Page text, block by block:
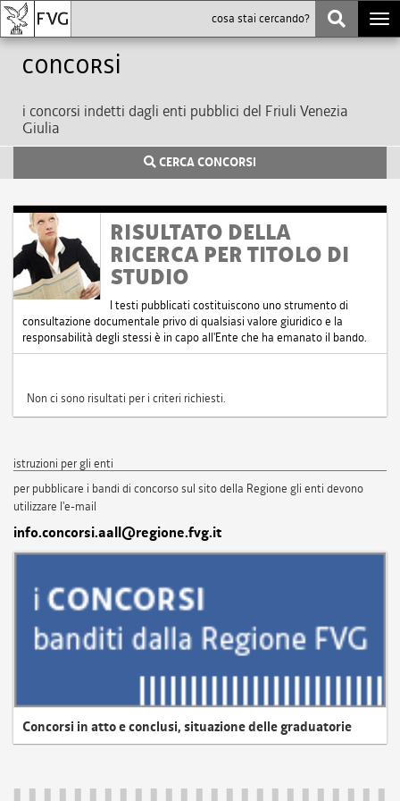
Concorsi
i concorsi indetti dagli enti pubblici del Friuli Venezia
Giulia
CERCA CONCORSI
RISULTATO DELLA
RICERCA PER TITOLO DI
STUDIO
I testi pubblicati costituiscono uno strumento di
consultazione documentale privo di qualsiasi valore giuridico e la
responsabilità degli stessi è in capo all'Ente che ha emanato il bando.
Non ci sono risultati per i criteri richiesti.
istruzioni per gli enti
per pubblicare i bandi di concorso sul sito della Regione gli enti devono
utilizzare l'e-mail
info.concorsi.aall@regione.fvg.it
Concorsi in atto e conclusi, situazione delle graduatorie